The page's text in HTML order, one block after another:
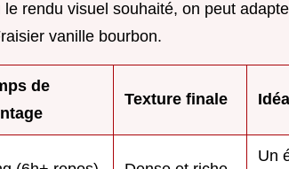
rendu visuel souhaité, on peut
vanille bourbon.
de
Texture finale
Un